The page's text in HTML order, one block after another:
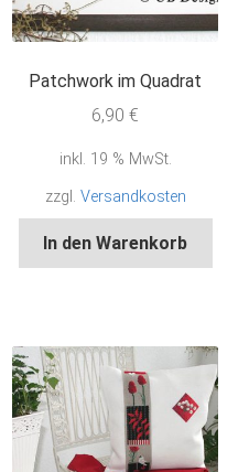
Patchwork im Quadrat
6,90€
inkl. 19 % MwSt.
zzgl. Versandkosten
In den Warenkorb